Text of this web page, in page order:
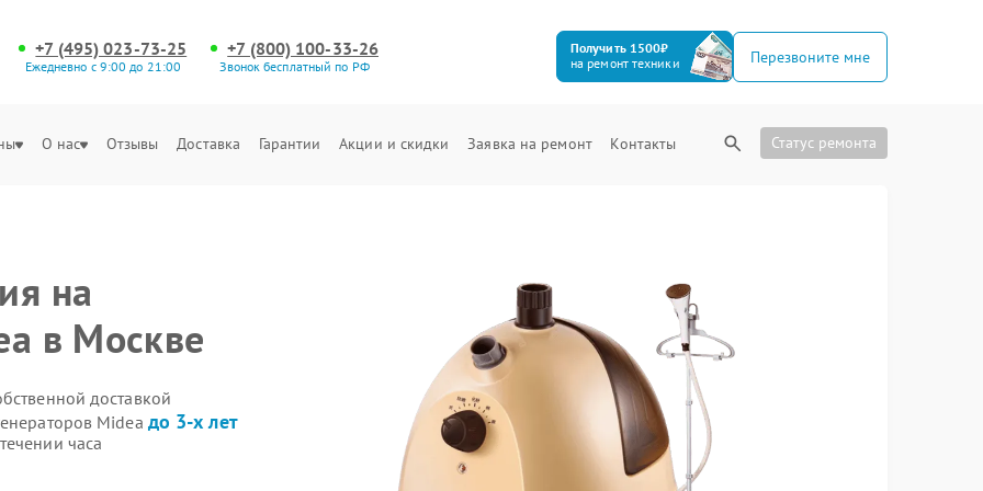
+7 (495) 023-73-25
Ежедневно с 9:00 до 21:00
+7 (800) 100-33-26
Звонок бесплатный по РФ
Получить 1500₽
на ремонт техники
Перезвоните мне
О нас Отзывы Доставка Гарантии Акции и скидки Заявка на ремонт Контакты Статус ремонта
на
в Москве
доставкой
Midea до 3-х лет
часа